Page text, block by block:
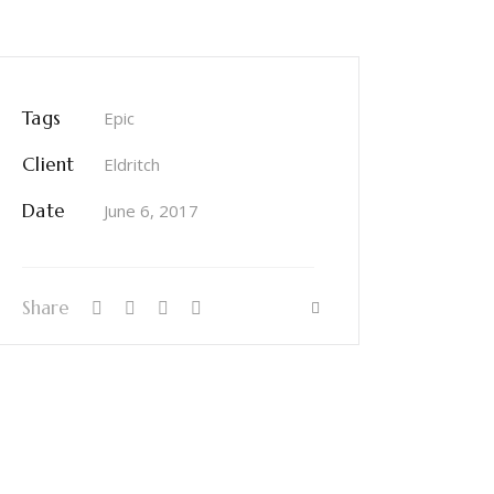
Tags Epic
Client Eldritch
Date June 6, 2017
Share